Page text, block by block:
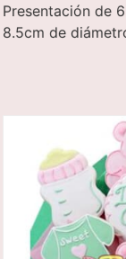
Presentación de
8.5cm de